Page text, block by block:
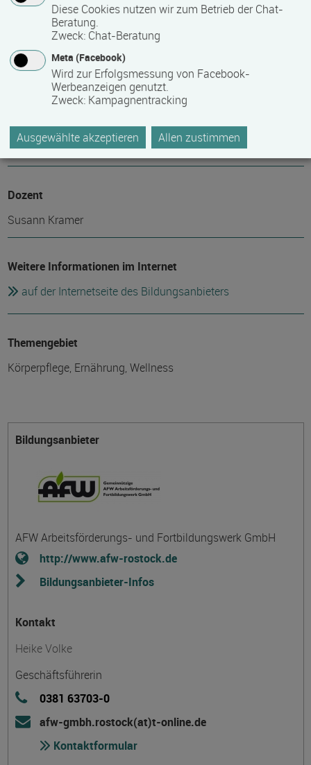
auf Anfrage
Referenzen/Bemerkungen zum Kurs
Enge Zusammenarbeit mit Partner/-innen der Wirtschaft und
des Handwerks, Mitglied im Unternehmerverband Rostock-
Prüfungskommission Garten-/Landschaftsbau, Zertifiziert
nach AZAV und DIN ISO 9001:2015
Dozent
Susann Kramer
Weitere Informationen im Internet
auf der Internetseite des Bildungsanbieters
Themengebiet
Körperpflege, Ernährung, Wellness
Bildungsanbieter
AFW Arbeitsförderungs- und Fortbildungswerk GmbH
http://www.afw-rostock.de
Bildungsanbieter-Infos
Kontakt
Heike Volke
Geschäftsführerin
0381 63703-0
afw-gmbh.rostock(at)t-online.de
Kontaktformular
Diese Cookies nutzen wir zum Betrieb der Chat-
Beratung.
Zweck: Chat-Beratung
Meta (Facebook)
Wird zur Erfolgsmessung von Facebook-
Werbeanzeigen genutzt.
Zweck: Kampagnentracking
Ausgewählte akzeptieren Allen zustimmen